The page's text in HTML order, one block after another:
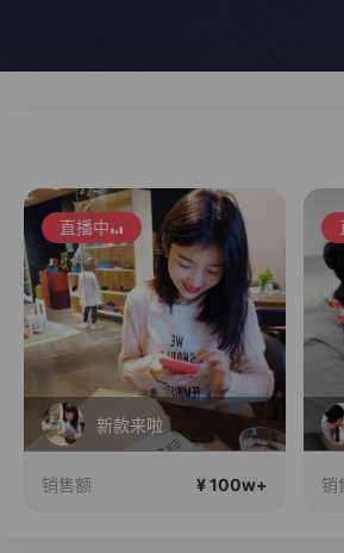
直播中
新款来啦
销售额 ¥ 100w+ 销